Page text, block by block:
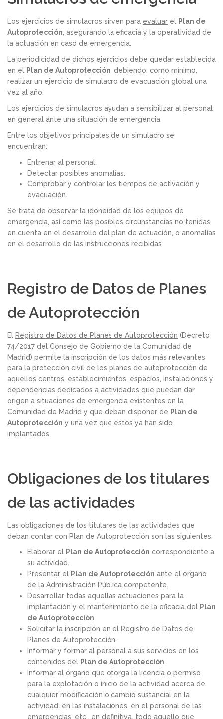
Los ejercicios de simulacros sirven para evaluar el Plan de
Autoprotección , asegurando la eficacia y la operatividad de
la actuación en caso de emergencia.
La periodicidad de dichos ejercicios debe quedar establecida
en el Plan de Autoprotección , debiendo, como mínimo,
realizar un ejercicio de simulacro de evacuación global una
vez al año.
Los ejercicios de simulacros ayudan a sensibilizar al personal
en general ante una situación de emergencia.
Entre los objetivos principales de un simulacro se
encuentran:
Entrenar al personal.
Detectar posibles anomalías.
Comprobar y controlar los tiempos de activación y
evacuación.
Se trata de observar la idoneidad de los equipos de
emergencia, así como las posibles circunstancias no tenidas
en cuenta en el desarrollo del plan de actuación, o anomalías
en el desarrollo de las instrucciones recibidas
Registro de Datos de Planes
de Autoprotección
El Registro de Datos de Planes de Autoprotección (Decreto
74/2017 del Consejo de Gobierno de la Comunidad de
Madrid) permite la inscripción de los datos más relevantes
para la protección civil de los planes de autoprotección de
aquellos centros, establecimientos, espacios, instalaciones y
dependencias dedicados a actividades que puedan dar
origen a situaciones de emergencia existentes en la
Comunidad de Madrid y que deban disponer de Plan de
Autoprotección y una vez que estos ya han sido
implantados.
Obligaciones de los titulares
de las actividades
Las obligaciones de los titulares de las actividades que
deban contar con Plan de Autoprotección son las siguientes:
Elaborar el Plan de Autoprotección correspondiente a
su actividad.
Presentar el Plan de Autoprotección ante el órgano
de la Administración Pública competente.
Desarrollar todas aquellas actuaciones para la
implantación y el mantenimiento de la eficacia del Plan
de Autoprotección
Solicitar la inscripción en el Registro de Datos de
Planes de Autoprotección.
Informar y formar al personal a sus servicios en los
contenidos del Plan de Autoprotección
Informar al órgano que otorga la licencia o permiso
para la explotación o inicio de la actividad acerca de
cualquier modificación o cambio sustancial en la
actividad, en las instalaciones, en el personal de las
emergencias, etc., en definitiva, todo aquello que